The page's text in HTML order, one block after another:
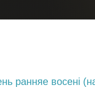
ранняе восенi